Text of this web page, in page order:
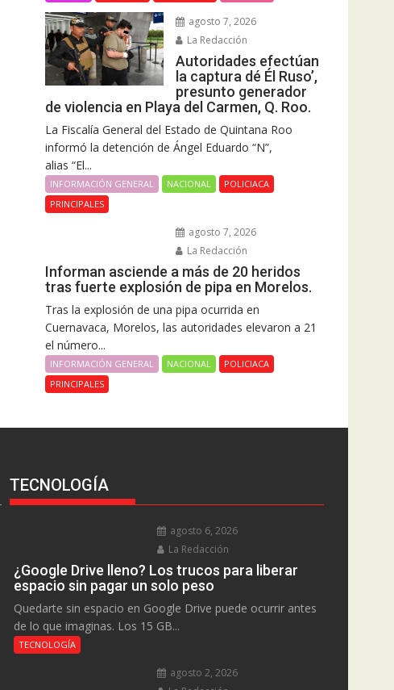
agosto 7, 2026
La Redacción
Autoridades efectúan
la captura dé Él Ruso’,
presunto generador
de violencia en Playa del Carmen, Q. Roo.
La Fiscalía General del Estado de Quintana Roo
informó la detención de Ángel Eduardo “N”,
alias “El...
INFORMACIÓN GENERAL NACIONAL
POLICIACA
PRINCIPALES
agosto 7, 2026
La Redacción
Informan asciende a más de 20 heridos
tras fuerte explosión de pipa en Morelos.
Tras la explosión de una pipa ocurrida en
Cuernavaca, Morelos, las autoridades elevaron a 21
el número...
INFORMACIÓN GENERAL NACIONAL
POLICIACA
PRINCIPALES
TECNOLOGÍA
agosto 6, 2026
La Redacción
¿Google Drive lleno? Los trucos para liberar
espacio sin pagar un solo peso
Quedarte sin espacio en Google Drive puede ocurrir antes
de lo que imaginas. Los 15 GB...
TECNOLOGÍA
agosto 2, 2026